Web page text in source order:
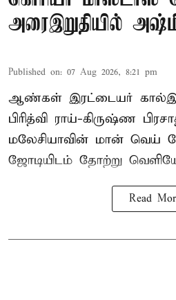
அரைஇறுதியில்
Published on: 07 Aug 2026, 8:21 pm
ஆண்கள் இரட்டையர்
பிரித்வி ராய்-கிருஷ்ண
மலேசியாவின் மான் வெய்
ஜோடியிடம் தோற்று
Read